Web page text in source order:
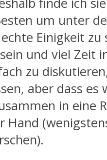
um unter
Einigkeit zu
und viel Zeit
zu
aber dass es
in eine
Hand